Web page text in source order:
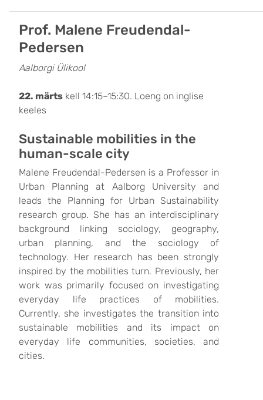
Prof. Malene Freudendal-
Pedersen
Aalborgi Ülikool
22. märts kell 14:15–15:30. Loeng on inglise
keeles
Sustainable mobilities in the
human-scale city
Malene Freudendal-Pedersen is a Professor in
Urban Planning at Aalborg University and
leads the Planning for Urban Sustainability
research group. She has an interdisciplinary
background linking sociology, geography,
urban planning, and the sociology of
technology. Her research has been strongly
inspired by the mobilities turn. Previously, her
work was primarily focused on investigating
everyday life practices of mobilities.
Currently, she investigates the transition into
sustainable mobilities and its impact on
everyday life communities, societies, and
cities.